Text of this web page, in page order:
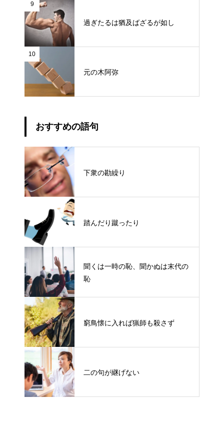
9
過ぎたるは猶及ばざるが如し
10
元の木阿弥
おすすめの語句
下衆の勘繰り
踏んだり蹴ったり
聞くは一時の恥、聞かぬは末代の
恥
窮鳥懐に入れば猟師も殺さず
二の句が継げない